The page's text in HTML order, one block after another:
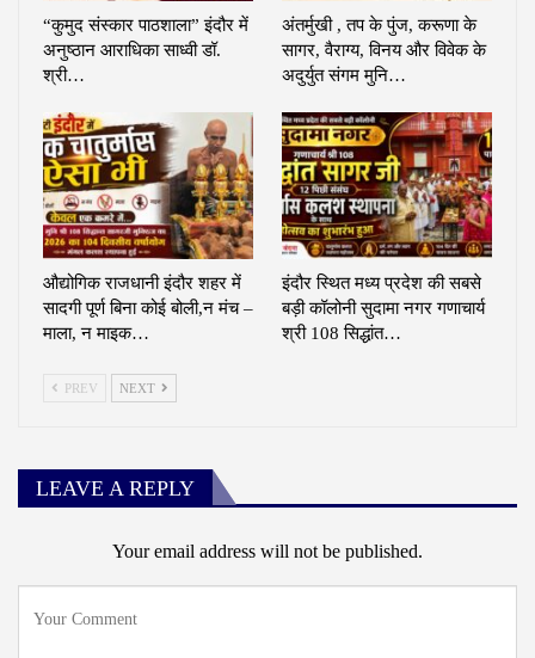
“कुमुद संस्कार पाठशाला” इंदौर में
अनुष्ठान आराधिका साध्वी डॉ.
श्री…
अंतर्मुखी , तप के पुंज, करूणा के
सागर, वैराग्य, विनय और विवेक के
अदुर्युत संगम मुनि…
औद्योगिक राजधानी इंदौर शहर में
सादगी पूर्ण बिना कोई बोली,न मंच –
माला, न माइक…
इंदौर स्थित मध्य प्रदेश की सबसे
बड़ी कॉलोनी सुदामा नगर गणाचार्य
श्री 108 सिद्धांत…
PREV NEXT
LEAVE A REPLY
Your email address will not be published.